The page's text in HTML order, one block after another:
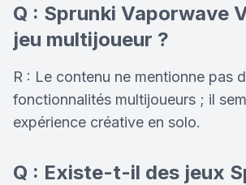
Q : Sprunki Vaporwave
jeu multijoueur ?
R : Le contenu ne mentionne pas
fonctionnalités multijoueurs ; il
expérience créative en solo.
Q : Existe-t-il des jeux